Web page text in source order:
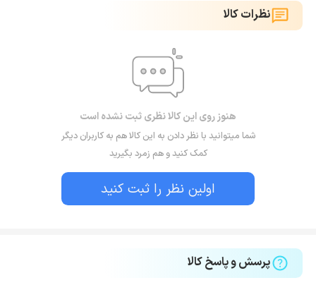
نظرات کالا
هنوز روی این کالا نظری ثبت نشده است
شما میتوانید با نظر دادن به این کالا هم به کاربران دیگر
کمک کنید و هم زمرد بگیرید
اولین نظر را ثبت کنید
پرسش و پاسخ کالا